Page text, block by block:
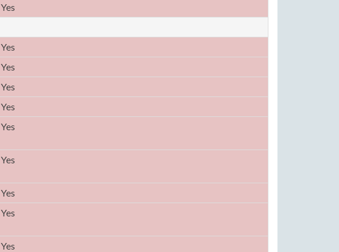
Yes
Yes
Yes
Yes
Yes
Yes
Yes
Yes
Yes
Yes